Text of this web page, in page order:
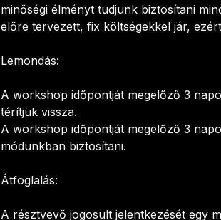
minőségi élményt tudjunk biztosítani
előre tervezett, fix költségekkel jár,
Lemondás:
A workshop időpontját megelőző 3
térítjük vissza.
A workshop időpontját megelőző 3
módunkban biztosítani.
Átfoglalás:
A résztvevő jogosult jelentkezését egy